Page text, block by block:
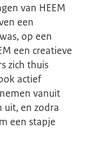
van HEEM
een
op een
een creatieve
zich thuis
actief
vanuit
uit, en zodra
een stapje